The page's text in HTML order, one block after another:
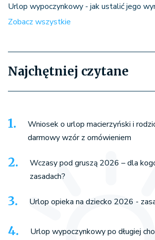
Urlop wypoczynkowy - jak ustalić jego
Zobacz wszystkie
Najchętniej czytane
Wniosek o urlop macierzyński i
darmowy wzór z omówieniem
Wczasy pod gruszą 2026 – dla
zasadach?
Urlop opieka na dziecko 2026 -
Urlop wypoczynkowy po długiej